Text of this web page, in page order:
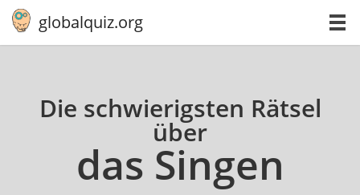
globalquiz.org
Die schwierigsten Rätsel
über
das Singen